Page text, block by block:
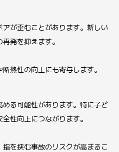
アが歪むことがあります。新しい
発を抑えます。
熱性の向上にも寄与します。
める可能性があります。特に子ど
性向上につながります。
指を挟む事故のリスクが高まるこ